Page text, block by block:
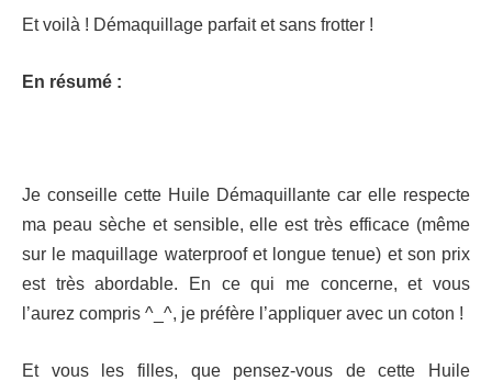
Et voilà ! Démaquillage parfait et sans frotter !
En résumé :
Je conseille cette Huile Démaquillante car elle respecte
ma peau sèche et sensible, elle est très efficace (même
sur le maquillage waterproof et longue tenue) et son prix
est très abordable. En ce qui me concerne, et vous
l’aurez compris ^_^, je préfère l’appliquer avec un coton !
Et vous les filles, que pensez-vous de cette Huile